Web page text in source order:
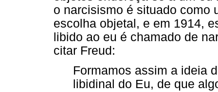
o narcisismo é situado como
escolha objetal, e em 1914,
libido ao eu é chamado de
citar Freud:
Formamos assim a ideia
libidinal do Eu, de que